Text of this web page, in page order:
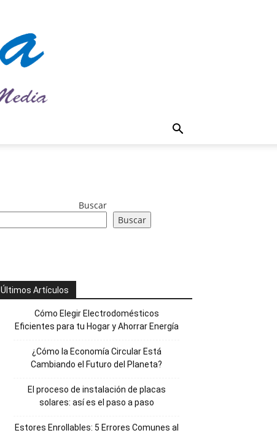
Buscar
Buscar
Últimos Artículos
Cómo Elegir Electrodomésticos
Eficientes para tu Hogar y Ahorrar Energía
¿Cómo la Economía Circular Está
Cambiando el Futuro del Planeta?
El proceso de instalación de placas
solares: así es el paso a paso
Estores Enrollables: 5 Errores Comunes al